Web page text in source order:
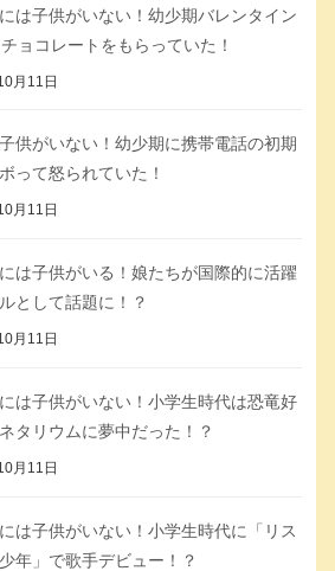
は子供がいない！幼少期バレンタイン
ョコレートをもらっていた！
月11日
供がいない！幼少期に携帯電話の初期
って怒られていた！
月11日
は子供がいる！娘たちが国際的に活躍
として話題に！？
月11日
は子供がいない！小学生時代は恐竜好
タリウムに夢中だった！？
月11日
は子供がいない！小学生時代に「リス
年」で歌手デビュー！？